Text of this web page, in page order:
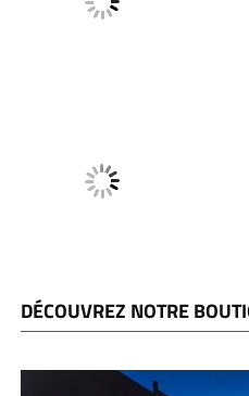
DÉCOUVREZ NOTRE